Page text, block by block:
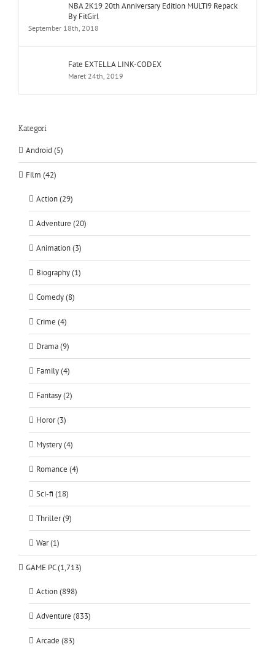
NBA 2K19 20th Anniversary Edition MULTi9 Repack
By FitGirl
September 18th, 2018
Fate EXTELLA LINK-CODEX
Maret 24th, 2019
Kategori
Android (5)
Film (42)
Action (29)
Adventure (20)
Animation (3)
Biography (1)
Comedy (8)
Crime (4)
Drama (9)
Family (4)
Fantasy (2)
Horor (3)
Mystery (4)
Romance (4)
Sci-fi (18)
Thriller (9)
War (1)
GAME PC (1,713)
Action (898)
Adventure (833)
Arcade (83)